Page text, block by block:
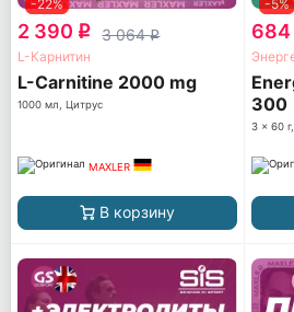
-22%
2 390 q 3 064q
L-Карнитин
L-Carnitine 2000 mg
1000 мл, Цитрус
MAXLER
В корзину
-5%
684
300
3 x 60